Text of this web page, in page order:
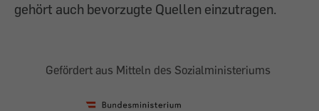
gehört auch bevorzugte Quellen einzutragen.
Gefördert aus Mitteln des Sozialministeriums